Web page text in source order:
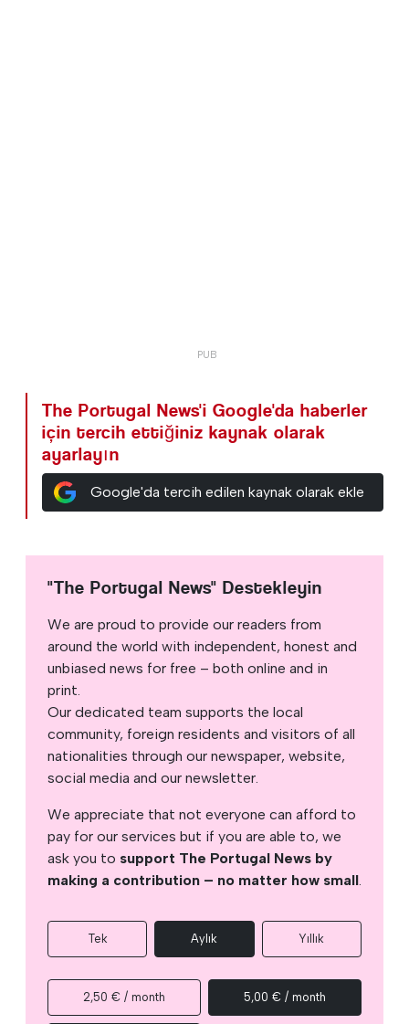
The Portugal News'i Google'da haberler
için tercih ettiğiniz kaynak olarak
ayarlayın
Google'da tercih edilen kaynak olarak ekle
"The Portugal News" Destekleyin
We are proud to provide our readers from
around the world with independent, honest and
unbiased news for free – both online and in
print.
Our dedicated team supports the local
community, foreign residents and visitors of all
nationalities through our newspaper, website,
social media and our newsletter.
We appreciate that not everyone can afford to
pay for our services but if you are able to, we
ask you to support The Portugal News by
making a contribution – no matter how small.
Tek Aylık Yıllık
2,50 € / month 5,00 € / month